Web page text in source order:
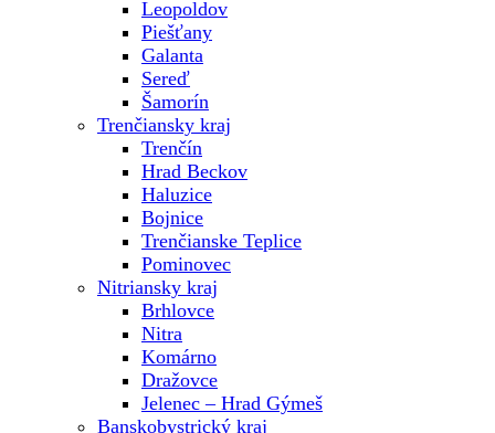
Leopoldov
Piešťany
Galanta
Sereď
Šamorín
Trenčiansky kraj
Trenčín
Hrad Beckov
Haluzice
Bojnice
Trenčianske Teplice
Pominovec
Nitriansky kraj
Brhlovce
Nitra
Komárno
Dražovce
Jelenec – Hrad Gýmeš
Banskobystrický kraj